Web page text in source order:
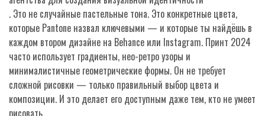
. Это не случайные пастельные тона. Это конкретные цвета,
которые Pantone назвал ключевыми — и которые ты найдёшь в
каждом втором дизайне на Behance или Instagram. Принт 2024
часто использует градиенты, нео-ретро узоры и
минималистичные геометрические формы. Он не требует
сложной рисовки — только правильный выбор цвета и
композиции. И это делает его доступным даже тем, кто не умеет
рисовать.